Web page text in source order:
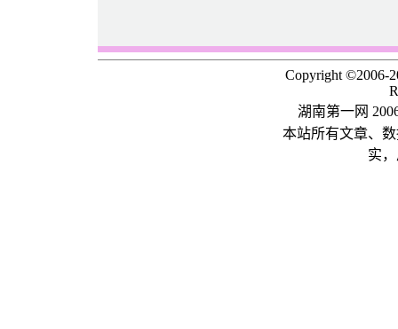
Copyright ©2006-
湖南第一网
本站所有文章、
实